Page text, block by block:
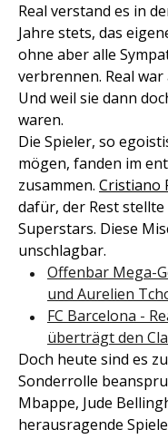
Real verstand es in
Jahre stets, das
ohne aber alle
verbrennen. Real
Und weil sie dann
waren.
Die Spieler, so
mögen, fanden im
zusammen. Cristiano
dafür, der Rest
Superstars. Diese
unschlagbar.
Offenbar Mega-
und Aurelien
FC Barcelona -
überträgt den
Doch heute sind es
Sonderrolle
Mbappe, Jude
herausragende